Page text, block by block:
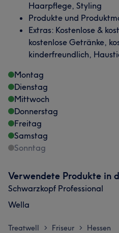
Haarpflege, Styling
Produkte und
Extras: Kostenlose &
kostenlose Getränke,
kinderfreundlich,
Montag
Dienstag
Mittwoch
Donnerstag
Freitag
Samstag
Sonntag
Verwendete Produkte in
Schwarzkopf Professional
Wella
Treatwell > Friseur > Hessen